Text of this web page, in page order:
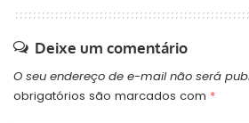
Deixe um comentário
O seu endereço de e-mail não será
obrigatórios são marcados com *